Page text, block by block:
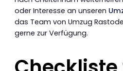
oder Interesse an unseren
das Team von Umzug
gerne zur Verfügung.